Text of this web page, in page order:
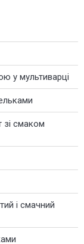
у мультиварці
смаком
і смачний